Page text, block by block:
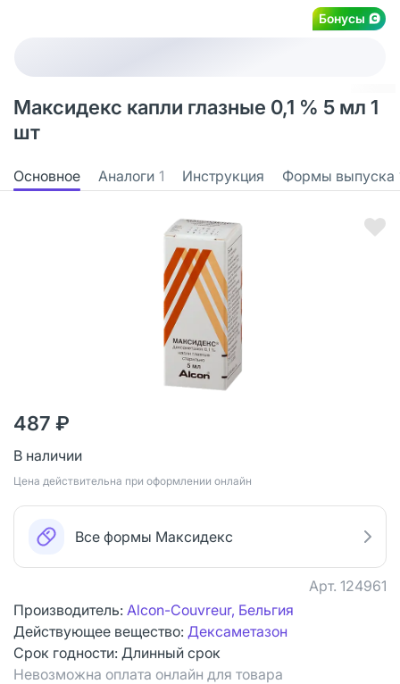
Бонусы
Максидекс капли глазные 0,1 % 5 мл 1
шт
Основное Аналоги 1 Инструкция Формы выпуска
487 ₽
В наличии
Цена действительна при оформлении онлайн
Все формы Максидекс
Арт. 124961
Производитель: Alcon-Couvreur, Бельгия
Действующее вещество: Дексаметазон
Срок годности: Длинный срок
Невозможна оплата онлайн для товара